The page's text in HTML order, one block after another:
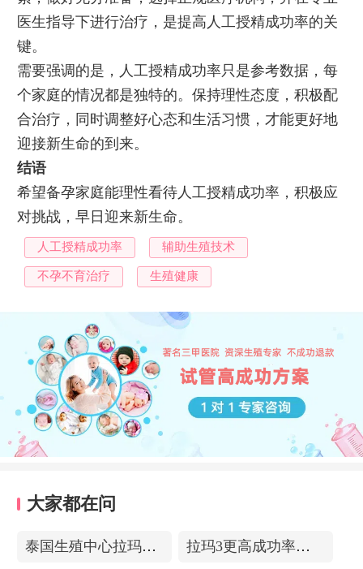
医生指导下进行治疗，是提高人工授精成功率的关
键。
需要强调的是，人工授精成功率只是参考数据，每
个家庭的情况都是独特的。保持理性态度，积极配
合治疗，同时调整好心态和生活习惯，才能更好地
迎接新生命的到来。
结语
希望备孕家庭能理性看待人工授精成功率，积极应
对挑战，早日迎来新生命。
人工授精成功率 辅助生殖技术
不孕不育治疗 生殖健康
大家都在问
泰国生殖中心拉玛3-更高成功率的保障-治愈系的医院环境 拉玛3更高成功率的保障——泰国超强实验室